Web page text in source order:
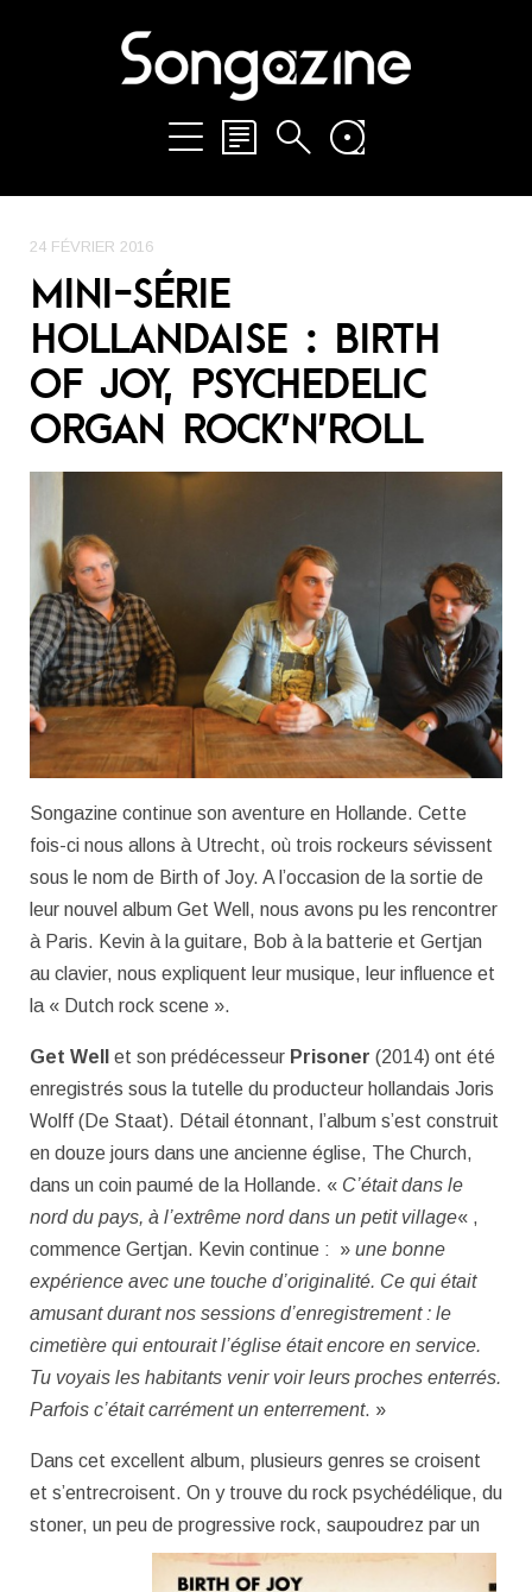
24 FÉVRIER 2016
MINI-SÉRIE
HOLLANDAISE : BIRTH
OF JOY, PSYCHEDELIC
ORGAN ROCK’N’ROLL
Songazine continue son aventure en Hollande. Cette
fois-ci nous allons à Utrecht, où trois rockeurs sévissent
sous le nom de Birth of Joy. A l’occasion de la sortie de
leur nouvel album Get Well, nous avons pu les rencontrer
à Paris. Kevin à la guitare, Bob à la batterie et Gertjan
au clavier, nous expliquent leur musique, leur influence et
la « Dutch rock scene ».
Get Well et son prédécesseur Prisoner (2014) ont été
enregistrés sous la tutelle du producteur hollandais Joris
Wolff (De Staat). Détail étonnant, l’album s’est construit
en douze jours dans une ancienne église, The Church,
dans un coin paumé de la Hollande. « C’était dans le
nord du pays, à l’extrême nord dans un petit village« ,
commence Gertjan. Kevin continue : » une bonne
expérience avec une touche d’originalité. Ce qui était
amusant durant nos sessions d’enregistrement : le
cimetière qui entourait l’église était encore en service.
Tu voyais les habitants venir voir leurs proches enterrés.
Parfois c’était carrément un enterrement. »
Dans cet excellent album, plusieurs genres se croisent
et s’entrecroisent. On y trouve du rock psychédélique, du
stoner, un peu de progressive rock, saupoudrez par un